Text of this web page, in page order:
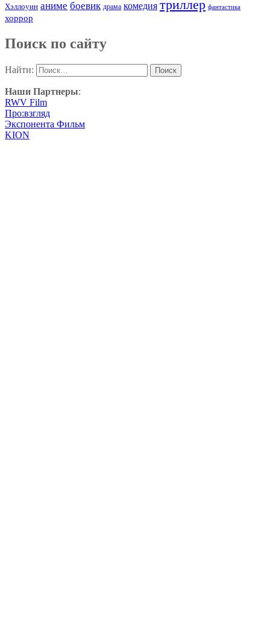
Хэллоуин аниме боевик драма комедия триллер фантастика
хоррор
Поиск по сайту
Найти:
Наши Партнеры:
RWV Film
Про:взгляд
Экспонента Фильм
KION